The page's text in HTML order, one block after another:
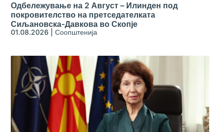
Одбележување на 2 Август – Илинден под
покровителство на претседателката
Сиљановска-Давкова во Скопје
01.08.2026 |Соопштенија